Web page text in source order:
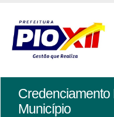
Município